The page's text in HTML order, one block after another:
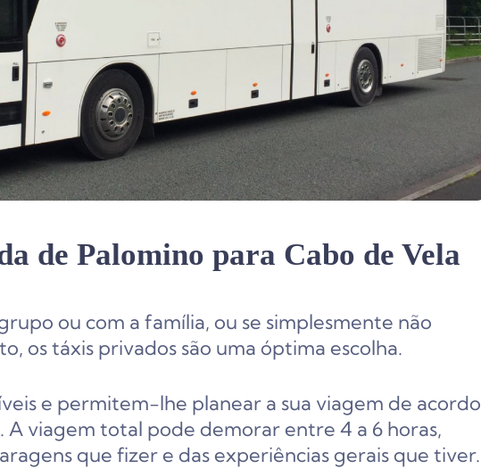
de Palomino para Cabo de Vela
ou com a família, ou se simplesmente não
os táxis privados são uma óptima escolha.
e permitem-lhe planear a sua viagem de acordo
A viagem total pode demorar entre 4 a 6 horas,
que fizer e das experiências gerais que tiver.